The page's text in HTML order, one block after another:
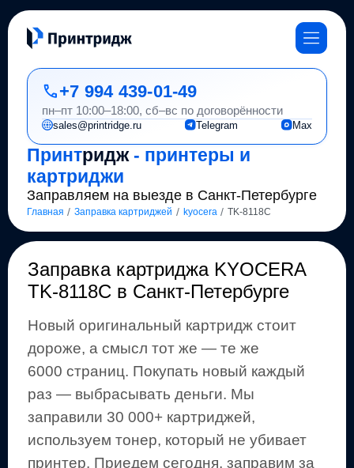
Принтридж- принтеры и
картриджи
Заправляем на выезде в Санкт-Петербурге
Главная / Заправка картриджей / kyocera / TK-8118C
+7 994 439-01-49
пн–пт 10:00–18:00, сб–вс по договорённости
sales@printridge.ru Telegram Max
Заправка картриджа KYOCERA
TK-8118C в Санкт-Петербурге
Новый оригинальный картридж стоит
дороже, а смысл тот же — те же
6000 страниц. Покупать новый каждый
раз — выбрасывать деньги. Мы
заправили 30 000+ картриджей,
используем тонер, который не убивает
принтер. Приедем сегодня, заправим за